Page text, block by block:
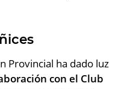
Provincial ha dado luz
con el Club